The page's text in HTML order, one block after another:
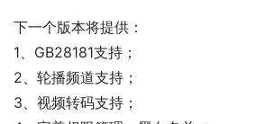
下一个版本将提供：
1、GB28181支持；
2、轮播频道支持；
3、视频转码支持；